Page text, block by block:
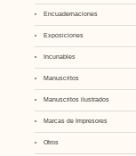
Encuadernaciones
Exposiciones
Incunables
Manuscritos
Manuscritos ilustrados
Marcas de Impresores
Otros